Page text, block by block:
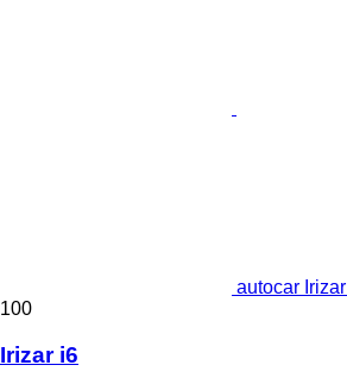
autocar
100
Irizar i6